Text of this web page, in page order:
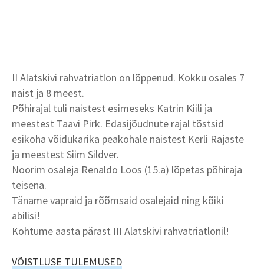
II Alatskivi rahvatriatlon on lõppenud. Kokku osales 7
naist ja 8 meest.
Põhirajal tuli naistest esimeseks Katrin Kiili ja
meestest Taavi Pirk. Edasijõudnute rajal tõstsid
esikoha võidukarika peakohale naistest Kerli Rajaste
ja meestest Siim Sildver.
Noorim osaleja Renaldo Loos (15.a) lõpetas põhiraja
teisena.
Täname vapraid ja rõõmsaid osalejaid ning kõiki
abilisi!
Kohtume aasta pärast III Alatskivi rahvatriatlonil!
VÕISTLUSE TULEMUSED